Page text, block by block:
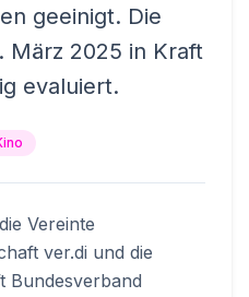
geeinigt. Die
März 2025 in Kraft
evaluiert.
Vereinte
ver.di und die
Bundesverband